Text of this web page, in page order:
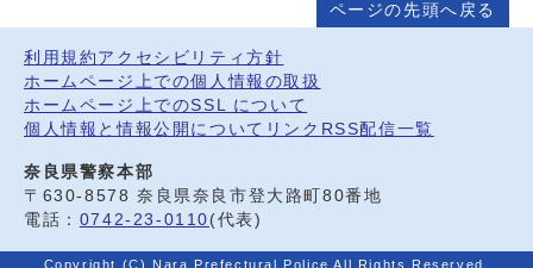
ページの先頭へ戻る
利用規約 アクセシビリティ方針
ホームページ上での個人情報の取扱
ホームページ上でのSSL について
個人情報と情報公開について リンク RSS配信一覧
奈良県警察本部
〒630-8578 奈良県奈良市登大路町80番地
電話： 0742-23-0110 (代表)
Copyright (C) Nara Prefectural Police All Rights Reserved.